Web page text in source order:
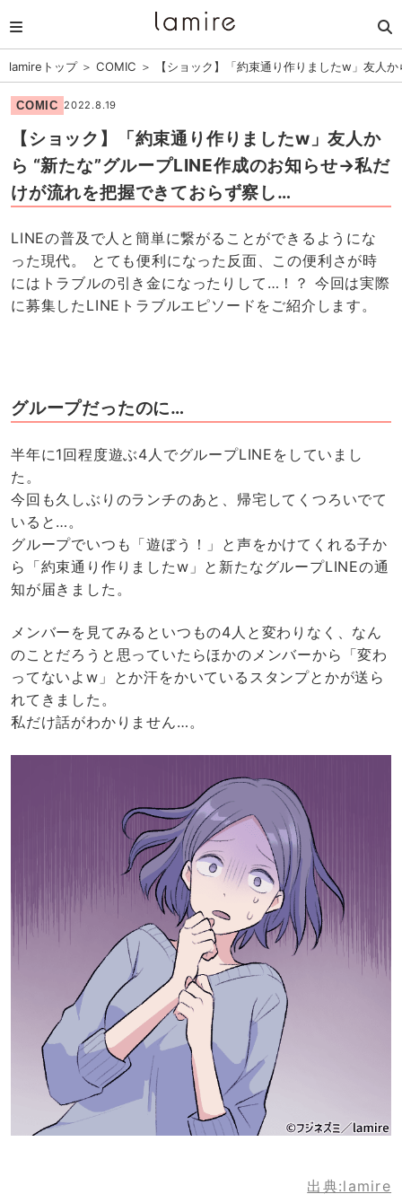
lamireトップ＞ COMIC ＞ 【ショック】「約束通り作りましたw」友人
COMIC 2022.8.19
【ショック】「約束通り作りましたw」友人か
ら “新たな”グループLINE作成のお知らせ→私だ
けが流れを把握できておらず察し…
LINEの普及で人と簡単に繋がることができるようにな
った現代。 とても便利になった反面、この便利さが時
にはトラブルの引き金になったりして…！？ 今回は実際
に募集したLINEトラブルエピソードをご紹介します。
グループだったのに…
半年に1回程度遊ぶ4人でグループLINEをしていまし
た。
今回も久しぶりのランチのあと、帰宅してくつろいでて
いると…。
グループでいつも「遊ぼう！」と声をかけてくれる子か
ら「約束通り作りましたw」と新たなグループLINEの通
知が届きました。
メンバーを見てみるといつもの4人と変わりなく、なん
のことだろうと思っていたらほかのメンバーから「変わ
ってないよw」とか汗をかいているスタンプとかが送ら
れてきました。
私だけ話がわかりません…。
出典:lamire